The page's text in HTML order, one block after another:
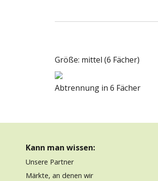
Größe: mittel (6 Fächer)
Abtrennung in 6 Fächer
Kann man wissen:
Unsere Partner
Märkte, an denen wir